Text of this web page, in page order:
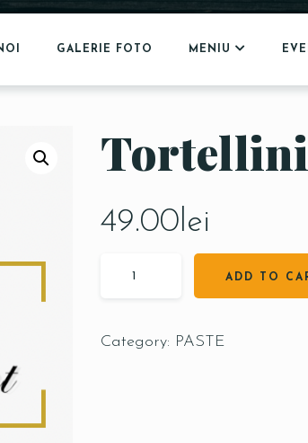
GALERIE FOTO MENIU
49.00lei
ADD TO
Category: PASTE